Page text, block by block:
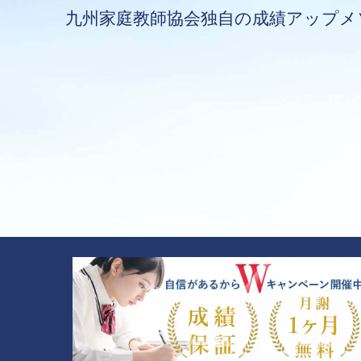
九州家庭教師協会独自の成績アップ